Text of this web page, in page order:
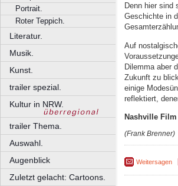
Portrait.
Roter Teppich.
Literatur.
Musik.
Kunst.
trailer spezial.
Kultur in NRW.
trailer Thema.
Auswahl.
Augenblick
Zuletzt gelacht: Cartoons.
Denn hier sind
Geschichte in
Auf
Dilemma aber
Zukunft zu
einige
reflektiert,
Nashville
(Frank Brenner)
Weitersagen